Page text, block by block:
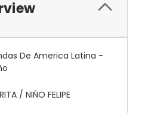
De America Latina -
/ NIÑO FELIPE